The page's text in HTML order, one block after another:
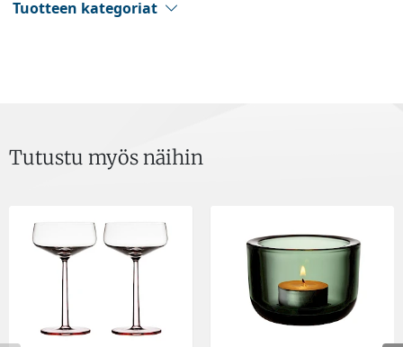
Tuotteen kategoriat
Tutustu myös näihin